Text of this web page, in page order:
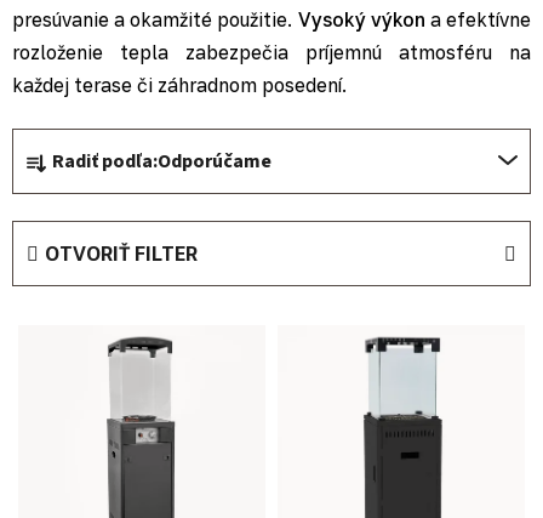
presúvanie a okamžité použitie. Vysoký výkon a efektívne
rozloženie tepla zabezpečia príjemnú atmosféru na
každej terase či záhradnom posedení.
Radiť podľa:Odporúčame
OTVORIŤ FILTER
Výpis produktov